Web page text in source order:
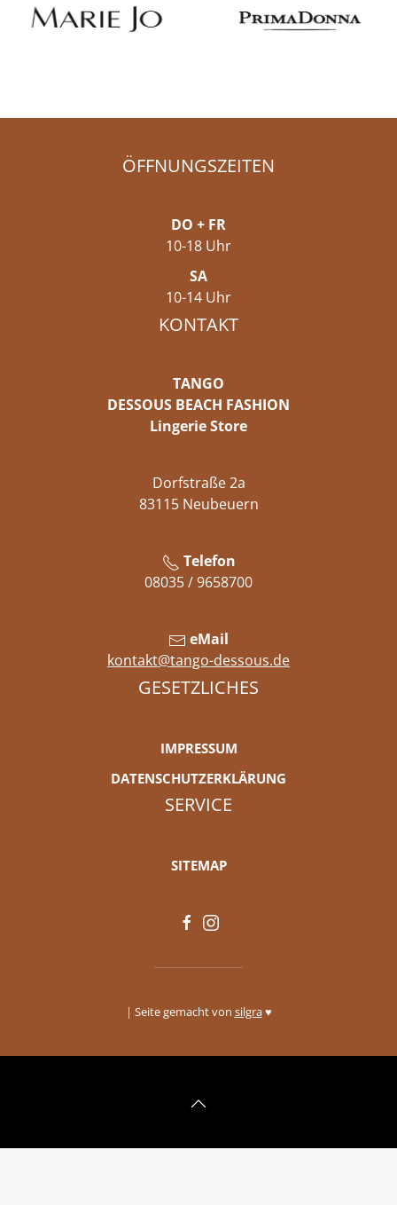
ÖFFNUNGSZEITEN
DO + FR
10-18 Uhr
SA
10-14 Uhr
KONTAKT
TANGO
DESSOUS BEACH FASHION
Lingerie Store
Dorfstraße 2a
83115 Neubeuern
Telefon
08035 / 9658700
eMail
kontakt@tango-dessous.de
GESETZLICHES
IMPRESSUM
DATENSCHUTZERKLÄRUNG
SERVICE
SITEMAP
| Seite gemacht von silgra♥